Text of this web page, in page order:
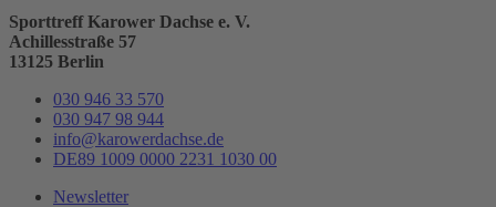
Sporttreff Karower Dachse e. V.
Achillesstraße 57
13125 Berlin
030 946 33 570
030 947 98 944
info@karowerdachse.de
DE89 1009 0000 2231 1030 00
Newsletter